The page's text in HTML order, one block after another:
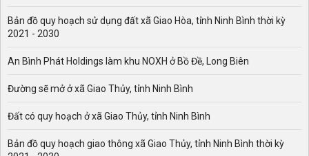
Bản đồ quy hoạch sử dụng đất xã Giao Hòa, tỉnh Ninh Bình thời kỳ
2021 - 2030
An Bình Phát Holdings làm khu NOXH ở Bồ Đề, Long Biên
Đường sẽ mở ở xã Giao Thủy, tỉnh Ninh Bình
Đất có quy hoạch ở xã Giao Thủy, tỉnh Ninh Bình
Bản đồ quy hoạch giao thông xã Giao Thủy, tỉnh Ninh Bình thời kỳ